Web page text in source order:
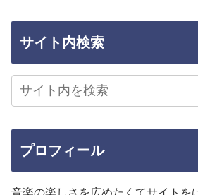
サイト内検索
プロフィール